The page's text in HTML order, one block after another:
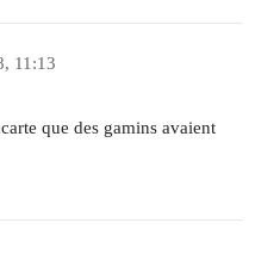
11:13
que des gamins avaient